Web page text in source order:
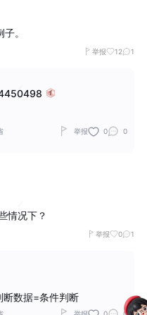
。
举报 12 1
举报 0 0
情况下？
举报 0 1
断数据=条件判断